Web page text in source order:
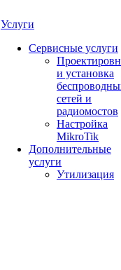
Услуги
Сервисные услуги
и установка
сетей и
радиомостов
Настройка
MikroTik
Дополнительные
услуги
Утилизация